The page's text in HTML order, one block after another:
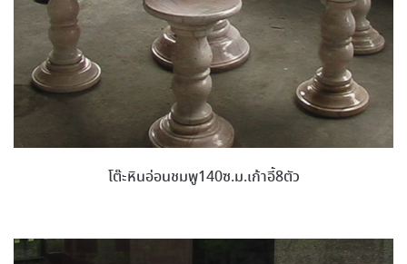
โต๊ะหินอ่อนชมพู140ซ.ม.เก้าอี้8ตัว